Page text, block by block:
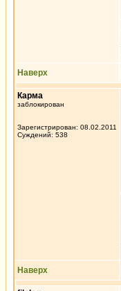
Наверх
Карма
заблокирован
Зарегистрирован: 08.02.2011
Суждений: 538
Наверх